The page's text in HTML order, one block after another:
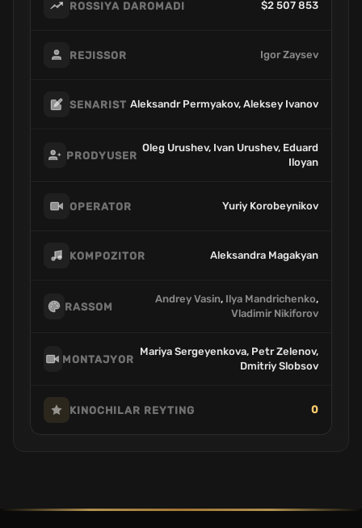
ROSSIYA DAROMADI $2 507 853
REJISSOR Igor Zaysev
SENARIST Aleksandr Permyakov, Aleksey Ivanov
PRODYUSER
Oleg Urushev, Ivan Urushev, Eduard
Iloyan
OPERATOR Yuriy Korobeynikov
KOMPOZITOR Aleksandra Magakyan
RASSOM
Andrey Vasin, Ilya Mandrichenko,
Vladimir Nikiforov
MONTAJYOR
Mariya Sergeyenkova, Petr Zelenov,
Dmitriy Slobsov
KINOCHILAR REYTING 0